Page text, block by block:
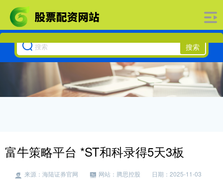
搜索
富牛策略平台 *ST和科录得5天3板
来源：海陆证券官网 网站：腾思控股
日期：2025-11-03